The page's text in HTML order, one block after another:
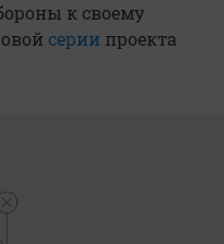
к своему
серии проекта